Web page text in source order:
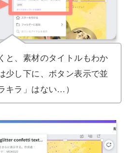
と、素材のタイトルもわか
少し下に、ボタン表示で並
キラ」はない…）